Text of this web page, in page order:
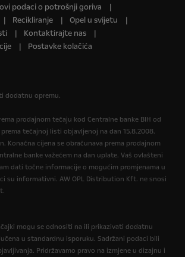
podaci o potrošnji goriva
Recikliranje
Opel u svijetu
Kontaktirajte nas
Postavke kolačića
dodatnu opremu.
prodajnom tečaju kod Centralne banke BIH od
prema tečajnoj listi objavljenoj na dan 15.8.2008.
Konačna cijena se obračunava prema prodajnom
banke važećem na dan uplate. Vaš ovlašteni
dati točne informacije o mogućim promjenama u
su informativni. AW OPL Distribution Kft. ne snosi
mogu se odnositi na ili prikazivati dodatnu
u standardnu isporuku. Sadržani podaci bili
Pridržavamo pravo na izmjene u dizajnu i